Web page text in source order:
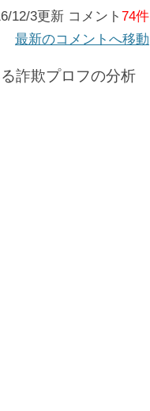
12/3更新 コメント74件
最新のコメントへ移動
詐欺プロフの分析